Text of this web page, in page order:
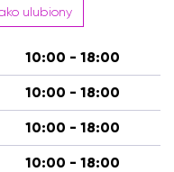
ulubiony
10:00 - 18:00
10:00 - 18:00
10:00 - 18:00
10:00 - 18:00